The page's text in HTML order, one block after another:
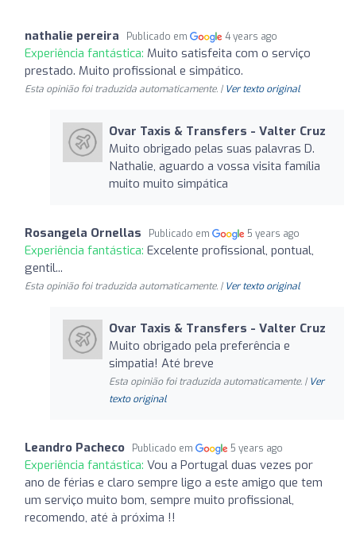
nathalie pereira Publicado em 4 years ago
Experiência fantástica: Muito satisfeita com o serviço
prestado. Muito profissional e simpático.
Esta opinião foi traduzida automaticamente. | Ver texto original
Ovar Taxis & Transfers - Valter Cruz
Muito obrigado pelas suas palavras D.
Nathalie, aguardo a vossa visita família
muito muito simpática
Rosangela Ornellas Publicado em 5 years ago
Experiência fantástica: Excelente profissional, pontual,
gentil...
Esta opinião foi traduzida automaticamente. | Ver texto original
Ovar Taxis & Transfers - Valter Cruz
Muito obrigado pela preferência e
simpatia! Até breve
Esta opinião foi traduzida automaticamente. | Ver
texto original
Leandro Pacheco Publicado em 5 years ago
Experiência fantástica: Vou a Portugal duas vezes por
ano de férias e claro sempre ligo a este amigo que tem
um serviço muito bom, sempre muito profissional,
recomendo, até à próxima !!